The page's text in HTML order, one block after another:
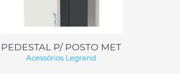
PEDESTAL P/ POSTO MET
Acessórios Legrand